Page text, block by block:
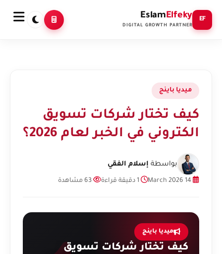
EF
EslamElfeky
DIGITAL GROWTH PARTNER
ميديا باينج
كيف تختار شركات تسويق
الكتروني في الخبر لعام 2026؟
بواسطة إسلام الفقي
ميديا باينج
كيف تختار شركات تسويق